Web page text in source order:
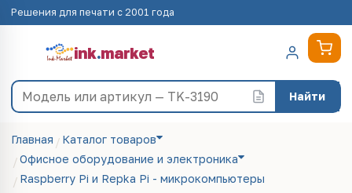
Решения для печати с 2001 года
ink.market
Найти
Главная
Каталог товаров
Офисное оборудование и электроника
Raspberry Pi и Repka Pi - микрокомпьютеры